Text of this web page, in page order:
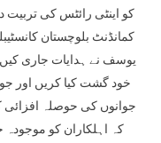
کو اینٹی رائٹس کی تربیت
یوسف نے ہدایات جاری کیں
خود گشت کیا کریں اور
جوانوں کی حوصلہ افزائی
کہ اہلکاران کو